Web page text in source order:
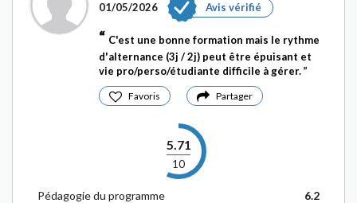
01/05/2026
Avis vérifié
C'est une bonne formation mais le rythme
d'alternance (3j / 2j) peut être épuisant et
vie pro/perso/étudiante difficile à gérer.
Favoris Partager
5.71
10
Pédagogie du programme
6.2